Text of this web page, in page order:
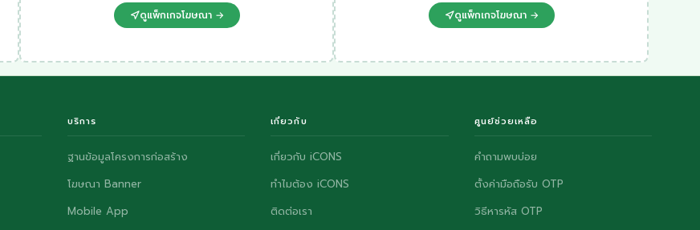
ดูแพ็กเกจโฆษณา → ดูแพ็กเกจโฆษณา →
บริการ
ฐานข้อมูลโครงการก่อสร้าง
โฆษณา Banner
Mobile App
เกี่ยวกับ
เกี่ยวกับ iCONS
ทำไมต้อง iCONS
ติดต่อเรา
ศูนย์ช่วยเหลือ
คำถามพบบ่อย
ตั้งค่ามือถือรับ OTP
วิธีหารหัส OTP